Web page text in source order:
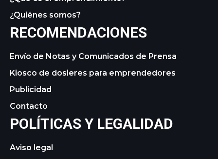
¿Quiénes somos?
RECOMENDACIONES
Envío de Notas y Comunicados de Prensa
Kiosco de dosieres para emprendedores
Publicidad
Contacto
POLÍTICAS Y LEGALIDAD
Aviso legal